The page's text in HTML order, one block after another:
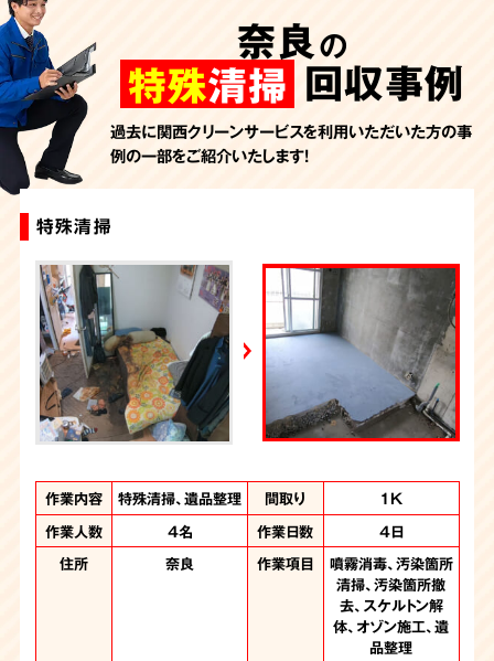
2026年7月24日放送
朝日新聞
2026年7月10日放送
季刊「宗教問題」
2026年7月10日放送
東洋経済オンライン
2026年7月7日放送
FRIDAYデジタル
2026年7月6日放送
週刊循環経済新聞（7月6日号）
2026年7月4日放送
YouTube｜好井まさおの怪談を浴びる会
2026年6月28日放送
Yahoo!ニュース
奈良の
特殊清掃 回収事例
過去に関西クリーンサービスを利用いただいた方の事
例の一部をご紹介いたします！
特殊清掃
作業内容 特殊清掃、遺品整理 間取り
1K
作業人数
4名 作業日数
4日
住所
奈良 作業項目
噴霧消毒、汚染箇所
清掃、汚染箇所撤
去、スケルトン解
体、オゾン施工、遺
品整理
特殊清掃
作業内容 特殊清掃 間取り
お部屋の一部
作業人数
6名 作業日数
1日
住所
奈良県 作業項目
噴霧消毒、汚染箇所
清掃、汚染物撤去
400,000
特殊清掃
作業内容 特殊清掃、遺品整理 間取り
2DK
作業人数
5名 作業日数
7日
住所
奈良県 作業項目
遺品整理、噴霧消
毒、汚染箇所清掃、
汚染箇所撤去、オゾ
ン施工
特殊清掃
作業内容 特殊清掃、遺品整理 間取り
1K
作業人数
3名 作業日数
1日
住所
奈良 作業項目
遺品整理、噴霧消
毒、汚染箇所清掃
180,000